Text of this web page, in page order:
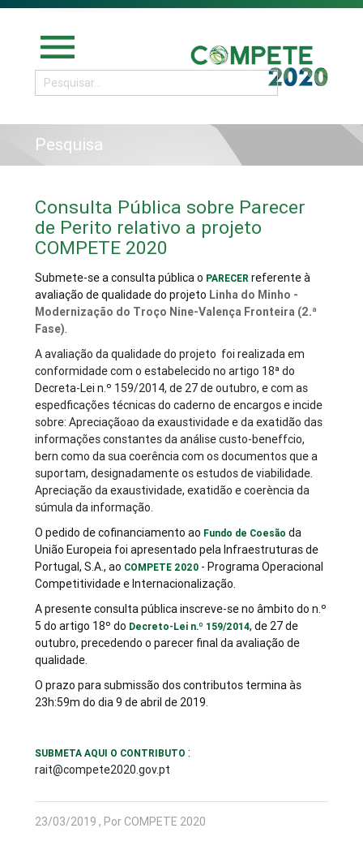
menu
Pesquisa
Consulta Pública sobre Parecer
de Perito relativo a projeto
COMPETE 2020
Submete-se a consulta pública o PARECER referente à
avaliação de qualidade do projeto Linha do Minho -
Modernização do Troço Nine-Valença Fronteira (2.ª
Fase).
A avaliação da qualidade do projeto foi realizada em
conformidade com o estabelecido no artigo 18ª do
Decreta-Lei n.º 159/2014, de 27 de outubro, e com as
espedficações técnicas do caderno de encargos e incide
sobre: Apreciaçãoao da exaustividade e da exatidão das
informações constantes da análise custo-beneffcio,
bern como da sua coerência com os documentos que a
suportam, designadamente os estudos de viabilidade.
Apreciação da exaustividade, exatidão e coerència da
súmula da informação.
O pedido de cofinanciamento ao Fundo de Coesão da
União Europeia foi apresentado pela Infraestruturas de
Portugal, S.A., ao COMPETE 2020 - Programa Operacional
Competitividade e Internacionalização.
A presente consulta pública inscreve-se no âmbito do n.º
5 do artigo 18º do Decreto-Lei n.º 159/2014, de 27 de
outubro, precedendo o parecer final da avaliação de
qualidade.
O prazo para submissão dos contributos termina às
23h:59m do dia 9 de abril de 2019.
SUBMETA AQUI O CONTRIBUTO :
rait@compete2020.gov.pt
23/03/2019 , Por COMPETE 2020